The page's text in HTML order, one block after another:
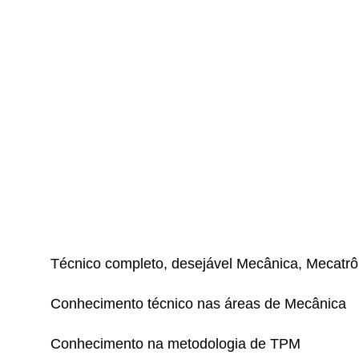
Técnico completo, desejável Mecânica,
Conhecimento técnico nas áreas de Mecânica
Conhecimento na metodologia de TPM